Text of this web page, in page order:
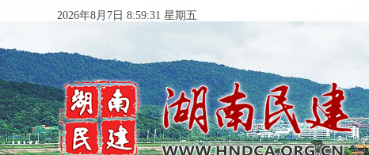
2026年8月7日 8:59:32 星期五